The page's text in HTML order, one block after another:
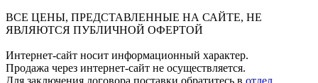
ВСЕ ЦЕНЫ, ПРЕДСТАВЛЕННЫЕ НА САЙТЕ, НЕ
ЯВЛЯЮТСЯ ПУБЛИЧНОЙ ОФЕРТОЙ
Интернет-сайт носит информационный характер.
Продажа через интернет-сайт не осуществляется.
Для заключения договора поставки обратитесь в отдел